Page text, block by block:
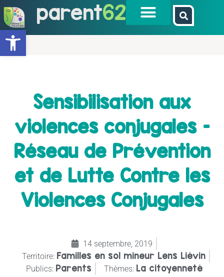
Ouvrir la barre d’outils
parent62
Sensibilisation aux
violences conjugales –
Réseau de Prévention
et de Lutte Contre les
Violences Conjugales
14 septembre, 2019
Territoire: Familles en sol mineur Lens Liévin
Publics: Parents Thèmes: La citoyenneté